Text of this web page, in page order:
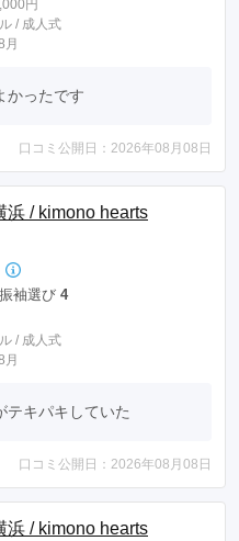
円
/ 成人式
月
かったです
口コミ公開日：2026年08月08日
浜 / kimono hearts
振袖選び 4
/ 成人式
月
テキパキしていた
口コミ公開日：2026年08月08日
浜 / kimono hearts